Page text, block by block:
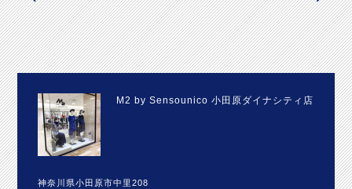
M2 by Sensounico 小田原ダイナシティ店
神奈川県小田原市中里208